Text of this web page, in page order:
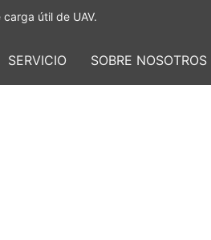
útil de UAV.
SERVICIO SOBRE NOSOTROS